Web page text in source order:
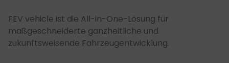
FEV vehicle ist die All-in-One-Lösung für
maßgeschneiderte ganzheitliche und
zukunftsweisende Fahrzeugentwicklung.